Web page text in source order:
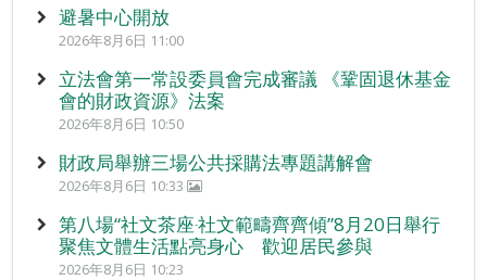
避暑中心開放
2026年8月6日 11:00
立法會第一常設委員會完成審議 《鞏固退休基金
會的財政資源》法案
2026年8月6日 10:50
財政局舉辦三場公共採購法專題講解會
2026年8月6日 10:33
第八場“社文茶座‧社文範疇齊齊傾”8月20日舉行
聚焦文體生活點亮身心 歡迎居民參與
2026年8月6日 10:23